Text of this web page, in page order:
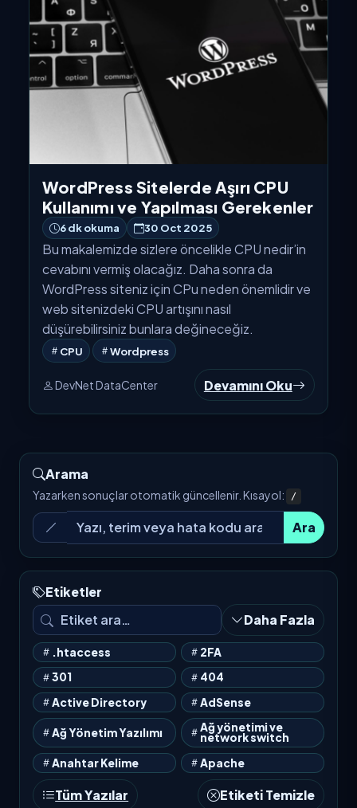
WordPress Sitelerde Aşırı CPU
Kullanımı ve Yapılması Gerekenler
6 dk okuma 30 Oct 2025
Bu makalemizde sizlere öncelikle CPU nedir’in
cevabını vermiş olacağız. Daha sonra da
WordPress siteniz için CPu neden önemlidir ve
web sitenizdeki CPU artışını nasıl
düşürebilirsiniz bunlara değineceğiz.
CPU Wordpress
DevNet DataCenter Devamını Oku
Arama
Yazarken sonuçlar otomatik güncellenir. Kısayol: /
Ara
Etiketler
Daha Fazla
.htaccess
2FA
301
404
Active Directory
AdSense
Ağ Yönetim Yazılımı Ağ yönetimi ve
network switch
Anahtar Kelime
Apache
Tüm Yazılar Etiketi Temizle